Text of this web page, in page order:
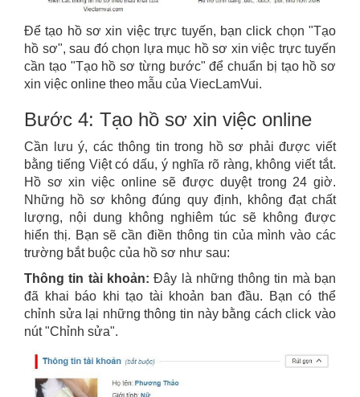
Để tạo hồ sơ xin việc trực tuyến, bạn click chọn "Tạo
hồ sơ", sau đó chọn lựa mục hồ sơ xin việc trực tuyến
cần tạo "Tạo hồ sơ từng bước" để chuẩn bị tạo hồ sơ
xin việc online theo mẫu của ViecLamVui.
Bước 4: Tạo hồ sơ xin việc online
Cần lưu ý, các thông tin trong hồ sơ phải được viết
bằng tiếng Việt có dấu, ý nghĩa rõ ràng, không viết tắt.
Hồ sơ xin việc online sẽ được duyệt trong 24 giờ.
Những hồ sơ không đúng quy định, không đạt chất
lượng, nội dung không nghiêm túc sẽ không được
hiển thị. Bạn sẽ cần điền thông tin của mình vào các
trường bắt buộc của hồ sơ như sau:
Thông tin tài khoản: Đây là những thông tin mà bạn
đã khai báo khi tạo tài khoản ban đầu. Bạn có thể
chỉnh sửa lại những thông tin này bằng cách click vào
nút "Chỉnh sửa".